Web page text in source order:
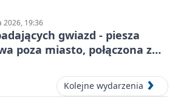
2026, 19:36
gwiazd - piesza
poza miasto, połączona z
zaćmienie Słońca
Kolejne wydarzenia